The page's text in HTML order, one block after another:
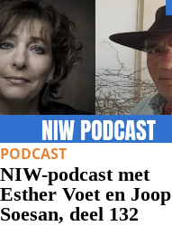
PODCAST
NIW-podcast met
Esther Voet en Joop
Soesan, deel 132